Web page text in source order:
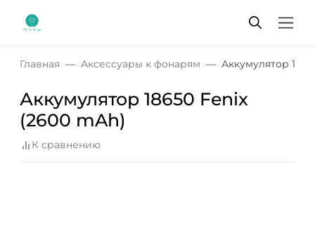
Главная Аксессуары к фонарям Аккумулятор
Аккумулятор 18650 Fenix
(2600 mAh)
К сравнению